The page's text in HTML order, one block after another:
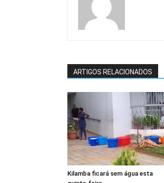
ARTIGOS RELACIONADOS
Kilamba ficará sem água esta